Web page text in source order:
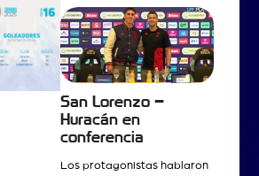
San Lorenzo –
Huracán en
conferencia
Los protagonistas hablaron